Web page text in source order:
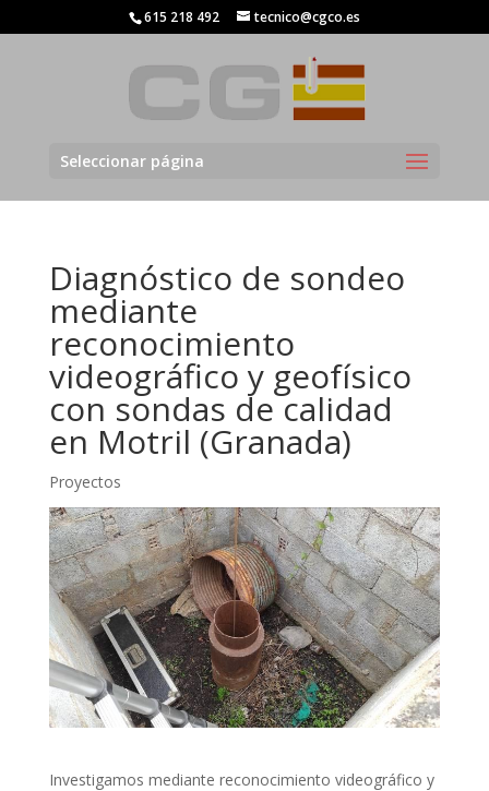
615 218 492 tecnico@cgco.es
Seleccionar página
Diagnóstico de sondeo
mediante
reconocimiento
videográfico y geofísico
con sondas de calidad
en Motril (Granada)
Proyectos
Investigamos mediante reconocimiento videográfico y